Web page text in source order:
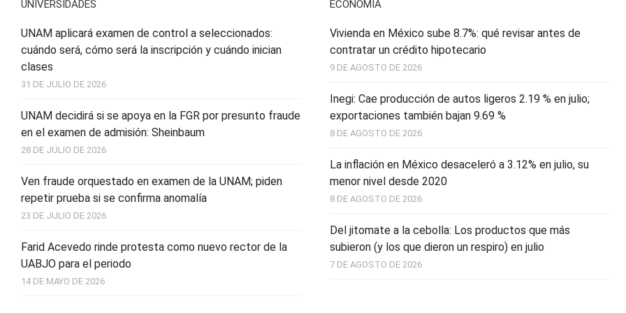
UNIVERSIDADES
UNAM aplicará examen de control a seleccionados:
cuándo será, cómo será la inscripción y cuándo inician
clases
31 DE JULIO DE 2026
UNAM decidirá si se apoya en la FGR por presunto fraude
en el examen de admisión: Sheinbaum
28 DE JULIO DE 2026
Ven fraude orquestado en examen de la UNAM; piden
repetir prueba si se confirma anomalía
23 DE JULIO DE 2026
Farid Acevedo rinde protesta como nuevo rector de la
UABJO para el periodo
14 DE MAYO DE 2026
ECONOMÍA
Vivienda en México sube 8.7%: qué revisar antes de
contratar un crédito hipotecario
9 DE AGOSTO DE 2026
Inegi: Cae producción de autos ligeros 2.19 % en julio;
exportaciones también bajan 9.69 %
8 DE AGOSTO DE 2026
La inflación en México desaceleró a 3.12% en julio, su
menor nivel desde 2020
8 DE AGOSTO DE 2026
Del jitomate a la cebolla: Los productos que más
subieron (y los que dieron un respiro) en julio
7 DE AGOSTO DE 2026